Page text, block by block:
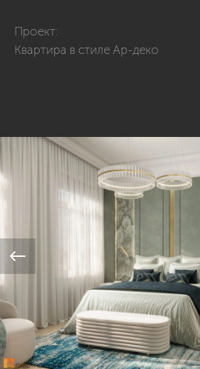
Проект:
Квартира в стиле Ар-деко